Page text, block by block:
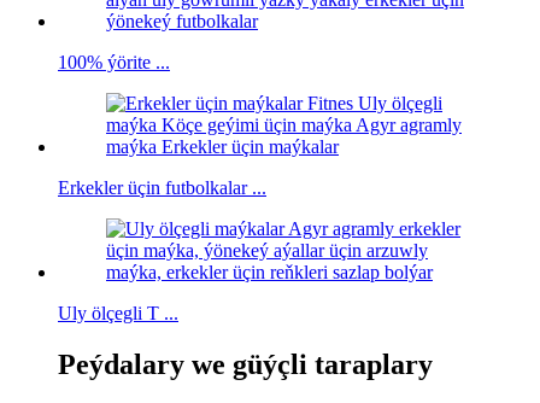
100% ýörite ...
Erkekler üçin futbolkalar ...
Uly ölçegli T ...
Peýdalary we güýçli taraplary